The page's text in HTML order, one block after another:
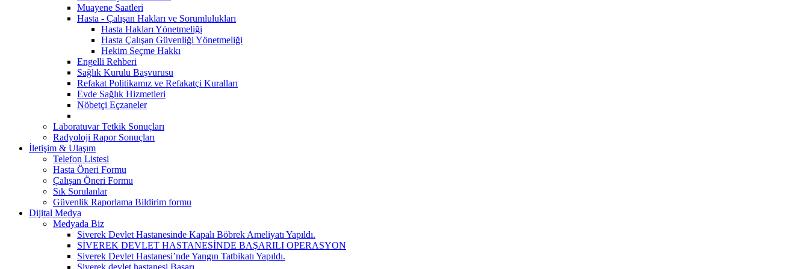
Muayene Saatleri
Hasta - Çalışan Hakları ve Sorumlulukları
Hasta Hakları Yönetmeliği
Hasta Çalışan Güvenliği Yönetmeliği
Hekim Seçme Hakkı
Engelli Rehberi
Sağlık Kurulu Başvurusu
Refakat Politikamız ve Refakatçi Kuralları
Evde Sağlık Hizmetleri
Nöbetçi Eçzaneler
Laboratuvar Tetkik Sonuçları
Radyoloji Rapor Sonuçları
İletişim & Ulaşım
Telefon Listesi
Hasta Öneri Formu
Çalışan Öneri Formu
Sık Sorulanlar
Güvenlik Raporlama Bildirim formu
Dijital Medya
Medyada Biz
Siverek Devlet Hastanesinde Kapalı Böbrek Ameliyatı Yapıldı.
SİVEREK DEVLET HASTANESİNDE BAŞARILI OPERASYON
Siverek Devlet Hastanesi’nde Yangın Tatbikatı Yapıldı.
Siverek devlet hastanesi Başarı